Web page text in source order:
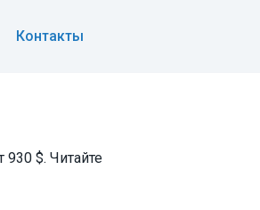
Контакты
930 $. Читайте